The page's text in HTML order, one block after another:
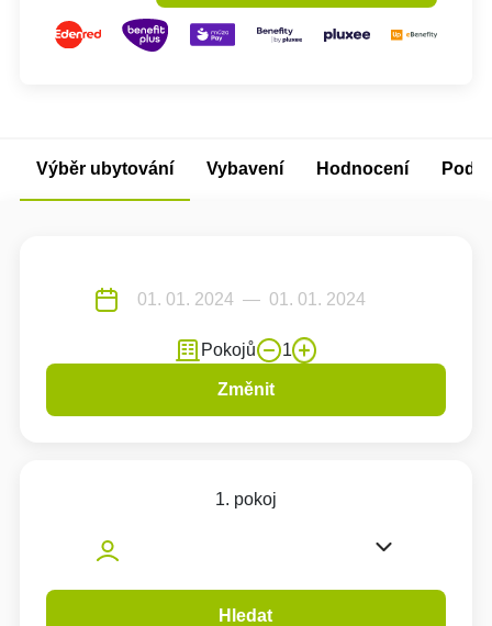
Výběr ubytování Vybavení Hodnocení
Pokojů 1
Změnit
1. pokoj
Hledat